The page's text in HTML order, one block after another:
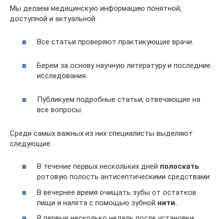
Мы делаем медицинскую информацию понятной,
доступной и актуальной.
Все статьи проверяют практикующие врачи.
Берем за основу научную литературу и последние
исследования.
Публикуем подробные статьи, отвечающие на
все вопросы.
Среди самых важных из них специалисты выделяют
следующие:
В течение первых нескольких дней полоскать
ротовую полость антисептическими средствами.
В вечернее время очищать зубы от остатков
пищи и налета с помощью зубной нити.